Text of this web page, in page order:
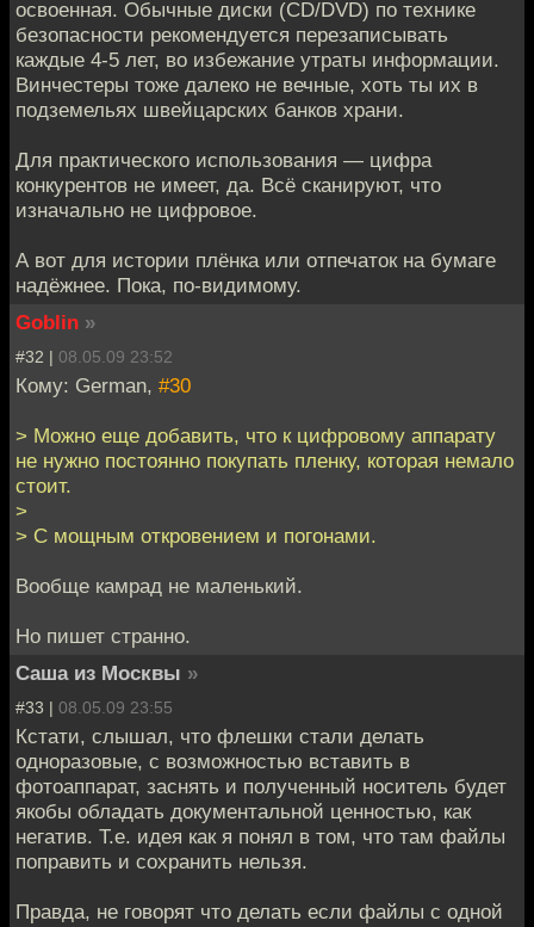
освоенная. Обычные диски (CD/DVD) по технике
безопасности рекомендуется перезаписывать
каждые 4-5 лет, во избежание утраты информации.
Винчестеры тоже далеко не вечные, хоть ты их в
подземельях швейцарских банков храни.
Для практического использования — цифра
конкурентов не имеет, да. Всё сканируют, что
изначально не цифровое.
А вот для истории плёнка или отпечаток на бумаге
надёжнее. Пока, по-видимому.
Goblin »
#32 | 08.05.09 23:52
Кому: German, #30
> Можно еще добавить, что к цифровому аппарату
не нужно постоянно покупать пленку, которая немало
стоит.
>
> С мощным откровением и погонами.
Вообще камрад не маленький.
Но пишет странно.
Саша из Москвы »
#33 | 08.05.09 23:55
Кстати, слышал, что флешки стали делать
одноразовые, с возможностью вставить в
фотоаппарат, заснять и полученный носитель будет
якобы обладать документальной ценностью, как
негатив. Т.е. идея как я понял в том, что там файлы
поправить и сохранить нельзя.
Правда, не говорят что делать если файлы с одной